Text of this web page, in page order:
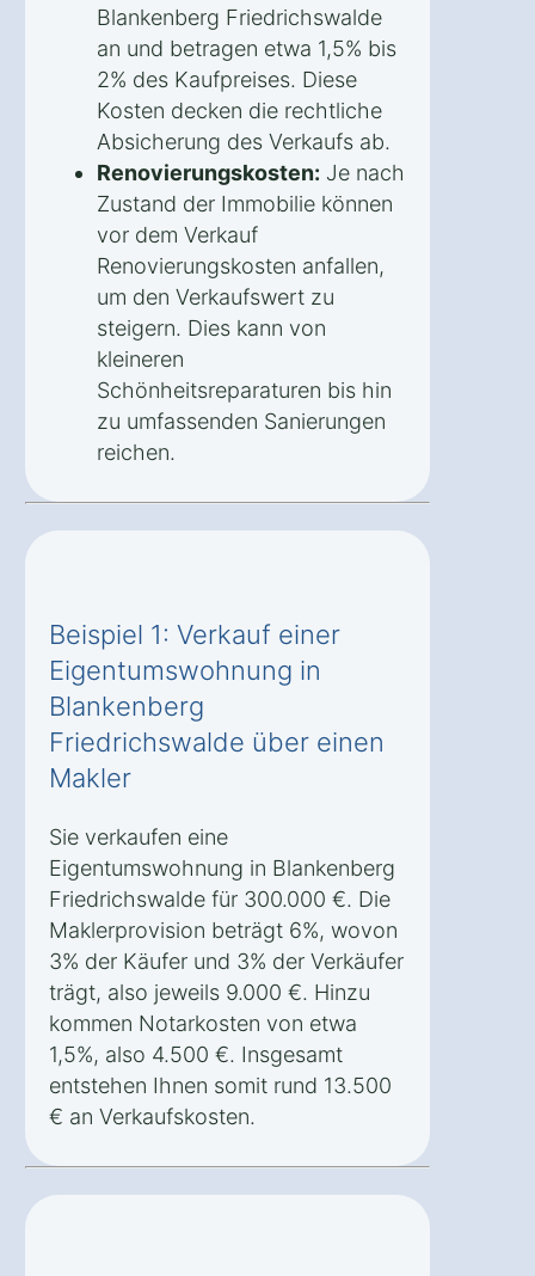
Blankenberg Friedrichswalde
an und betragen etwa 1,5% bis
2% des Kaufpreises. Diese
Kosten decken die rechtliche
Absicherung des Verkaufs ab.
Renovierungskosten: Je nach
Zustand der Immobilie können
vor dem Verkauf
Renovierungskosten anfallen,
um den Verkaufswert zu
steigern. Dies kann von
kleineren
Schönheitsreparaturen bis hin
zu umfassenden Sanierungen
reichen.
Beispiel 1: Verkauf einer
Eigentumswohnung in
Blankenberg
Friedrichswalde über einen
Makler
Sie verkaufen eine
Eigentumswohnung in Blankenberg
Friedrichswalde für 300.000 €. Die
Maklerprovision beträgt 6%, wovon
3% der Käufer und 3% der Verkäufer
trägt, also jeweils 9.000 €. Hinzu
kommen Notarkosten von etwa
1,5%, also 4.500 €. Insgesamt
entstehen Ihnen somit rund 13.500
€ an Verkaufskosten.